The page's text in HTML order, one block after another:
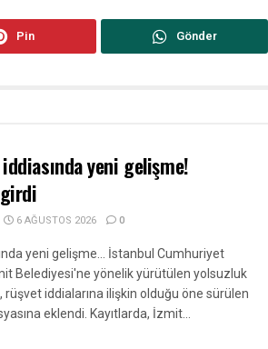
Pin Gönder
yeni gelişme!
6 AĞUSTOS 2026 0
yeni gelişme... İstanbul Cumhuriyet
Belediyesi'ne yönelik yürütülen yolsuzluk
rüşvet iddialarına ilişkin olduğu öne sürülen
eklendi. Kayıtlarda, İzmit...